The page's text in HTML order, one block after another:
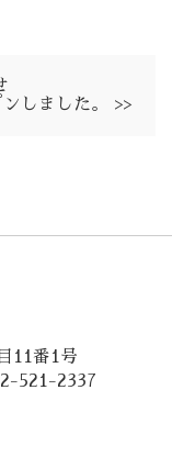
しました。 >>
11番1号
521-2337